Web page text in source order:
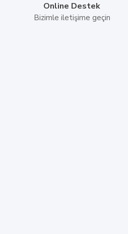
Online Destek
Bizimle iletişime geçin